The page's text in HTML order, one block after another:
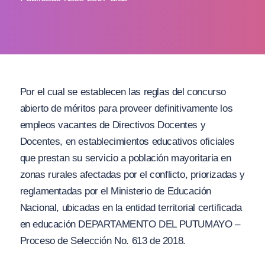
Por el cual se establecen las reglas del concurso
abierto de méritos para proveer definitivamente los
empleos vacantes de Directivos Docentes y
Docentes, en establecimientos educativos oficiales
que prestan su servicio a población mayoritaria en
zonas rurales afectadas por el conflicto, priorizadas y
reglamentadas por el Ministerio de Educación
Nacional, ubicadas en la entidad territorial certificada
en educación DEPARTAMENTO DEL PUTUMAYO –
Proceso de Selección No. 613 de 2018.